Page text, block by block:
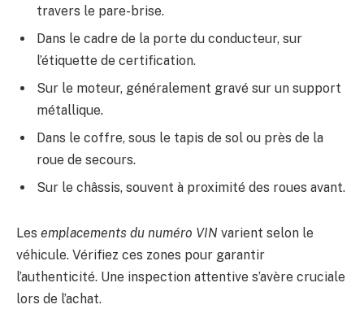
travers le pare-brise.
Dans le cadre de la porte du conducteur, sur
l’étiquette de certification.
Sur le moteur, généralement gravé sur un support
métallique.
Dans le coffre, sous le tapis de sol ou près de la
roue de secours.
Sur le châssis, souvent à proximité des roues avant.
Les emplacements du numéro VIN varient selon le
véhicule. Vérifiez ces zones pour garantir
l’authenticité. Une inspection attentive s’avère cruciale
lors de l’achat.